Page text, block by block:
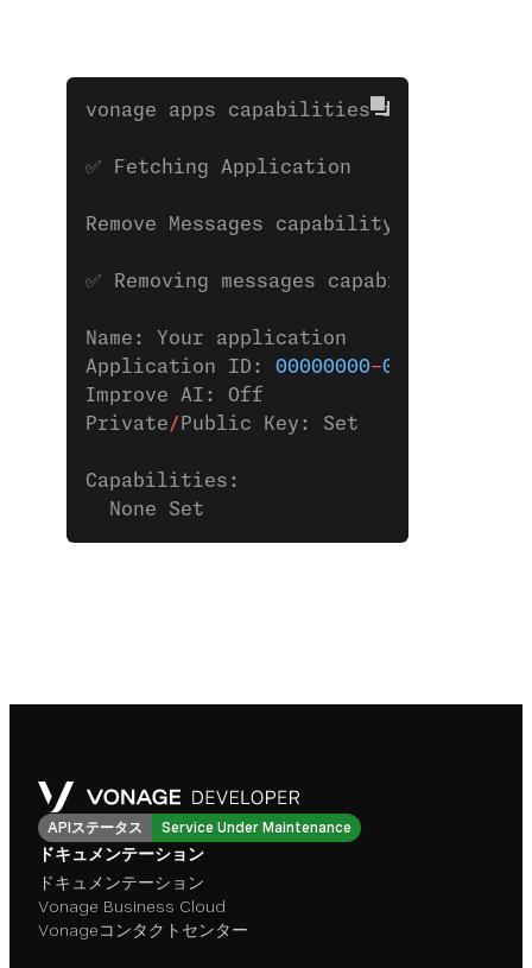
vonage apps capabilities rm
✅ Fetching Application
Remove Messages capability
✅ Removing messages capability
Name: Your application
Application ID: 00000000-0000
Improve AI: Off
Private/ Public Key: Set
Capabilities:
  None Set
APIステータス Service Under Maintenance
ドキュメンテーション
ドキュメンテーション
Vonage Business Cloud
Vonageコンタクトセンター